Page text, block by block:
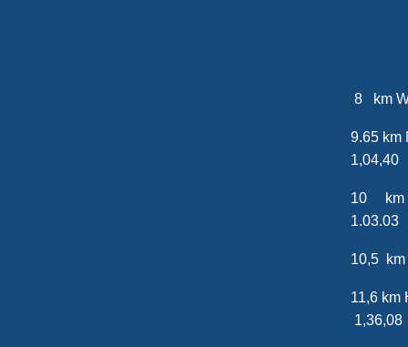
8 km
9.65
1,04,40
10
1.03.03
10,5
11,6
1,36,08